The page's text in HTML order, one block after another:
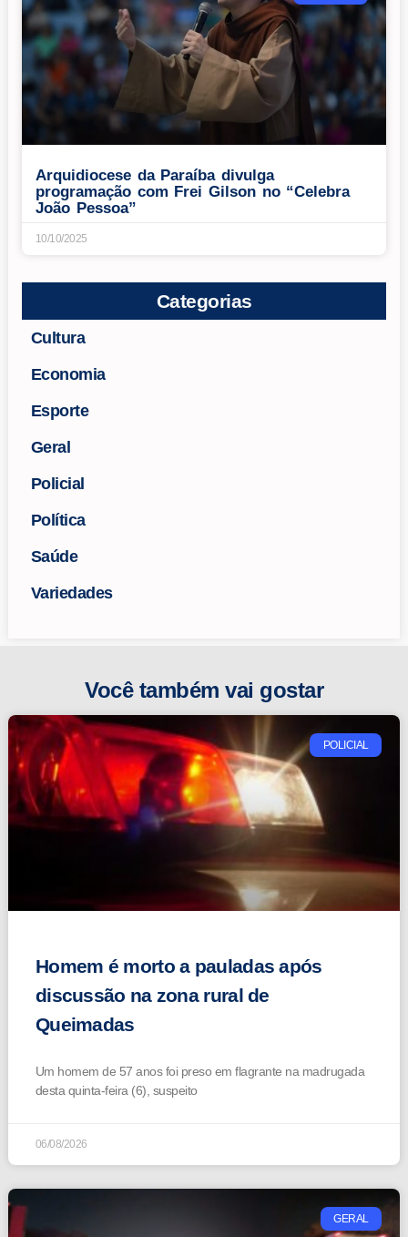
Arquidiocese da Paraíba divulga
programação com Frei Gilson no “Celebra
João Pessoa”
10/10/2025
Categorias
Cultura
Economia
Esporte
Geral
Policial
Política
Saúde
Variedades
Você também vai gostar
POLICIAL
Homem é morto a pauladas após
discussão na zona rural de
Queimadas
Um homem de 57 anos foi preso em flagrante na madrugada
desta quinta-feira (6), suspeito
06/08/2026
GERAL